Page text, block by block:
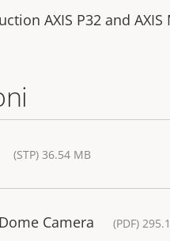
AXIS P32 and
(STP) 36.54 MB
Camera (PDF)